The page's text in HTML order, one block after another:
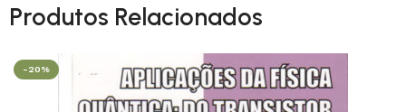
Produtos Relacionados
-20%